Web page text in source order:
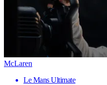
McLaren
Le Mans Ultimate